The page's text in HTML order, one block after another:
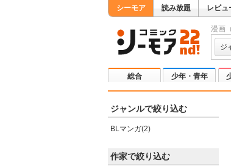
シーモア 読み放題 レビュ
漫画
ジ
総合 少年・青年
ジャンルで絞り込む
BLマンガ(2)
作家で絞り込む